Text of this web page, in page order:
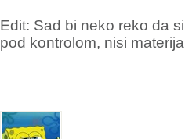
Edit: Sad bi neko reko da
pod kontrolom, nisi